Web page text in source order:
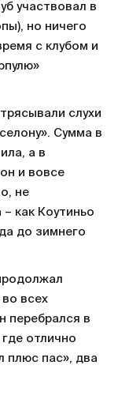
участвовал в
но ничего
с клубом и
слухи
Сумма в
а в
и вовсе
не
как Коутиньо
до зимнего
во всех
перебрался в
отлично
плюс пас», два